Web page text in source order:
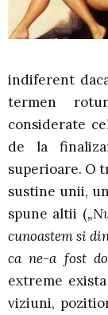
indiferent
termen
considerate
de la
superioare. O
sustine unii,
spune altii (
cunoastem si
ca ne-a fost
extreme
viziuni,